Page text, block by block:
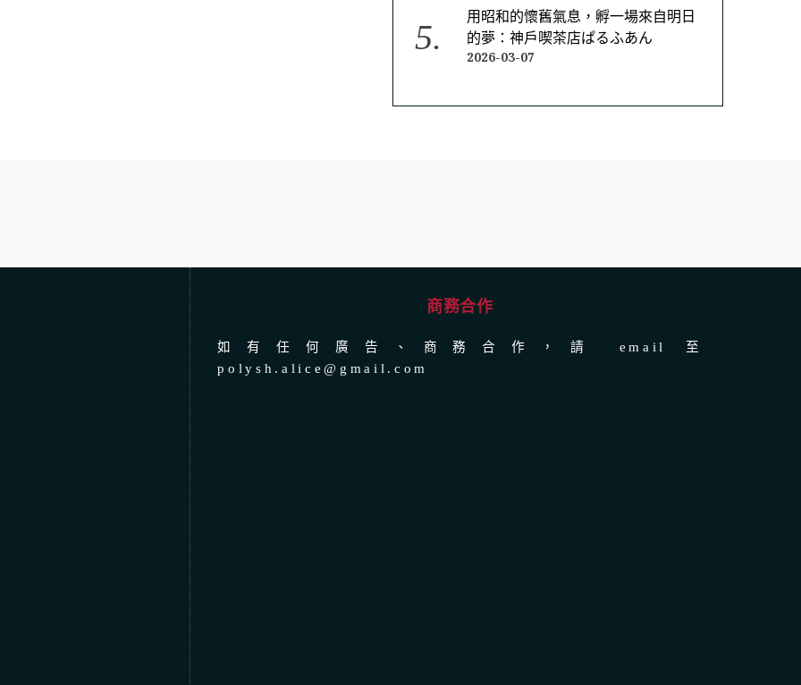
用昭和的懷舊氣息，孵一場來自明日
的夢：神戶喫茶店ぱるふあん
2026-03-07
商務合作
如有任何廣告、商務合作，請 email 至
polysh.alice@gmail.com